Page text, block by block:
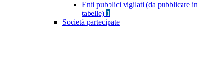
Enti pubblici vigilati (da pubblicare in
tabelle) 1
Società partecipate